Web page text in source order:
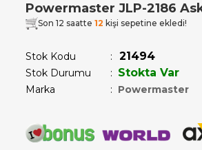
Powermaster JLP-2186
Son 12 saatte 12 kişi sepetine ekledi!
Stok Kodu 21494
Stok Durumu : Stokta Var
Marka : Powermaster